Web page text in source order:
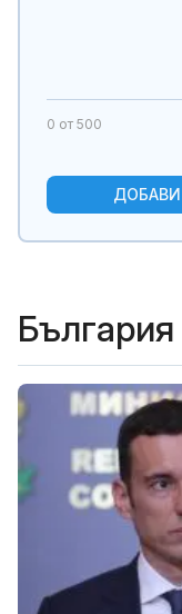
0 от 500
ДОБАВИ
България